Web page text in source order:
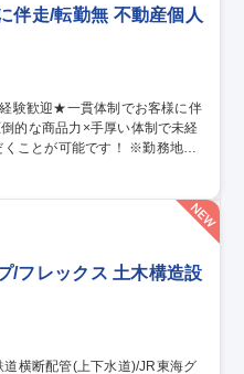
伴走/転勤無 不動産個人
くことが可能です！ ※勤務地は
ルなど元異職種の未経験スター
/フレックス 土木構造設